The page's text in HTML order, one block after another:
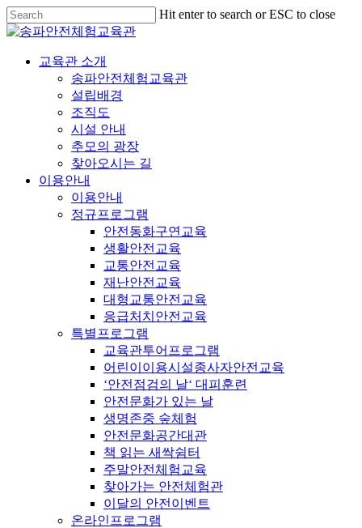
Hit enter to search or ESC to close
교육관 소개
송파안전체험교육관
설립배경
조직도
시설 안내
추모의 광장
찾아오시는 길
이용안내
이용안내
정규프로그램
안전동화구연교육
생활안전교육
교통안전교육
재난안전교육
대형교통안전교육
응급처치안전교육
특별프로그램
교육관투어프로그램
어린이이용시설종사자안전교육
‘안전점검의 날‘ 대피훈련
안전문화가 있는 날
생명존중 숲체험
안전문화공간대관
책 읽는 새싹쉼터
주말안전체험교육
찾아가는 안전체험관
이달의 안전이벤트
온라인프로그램